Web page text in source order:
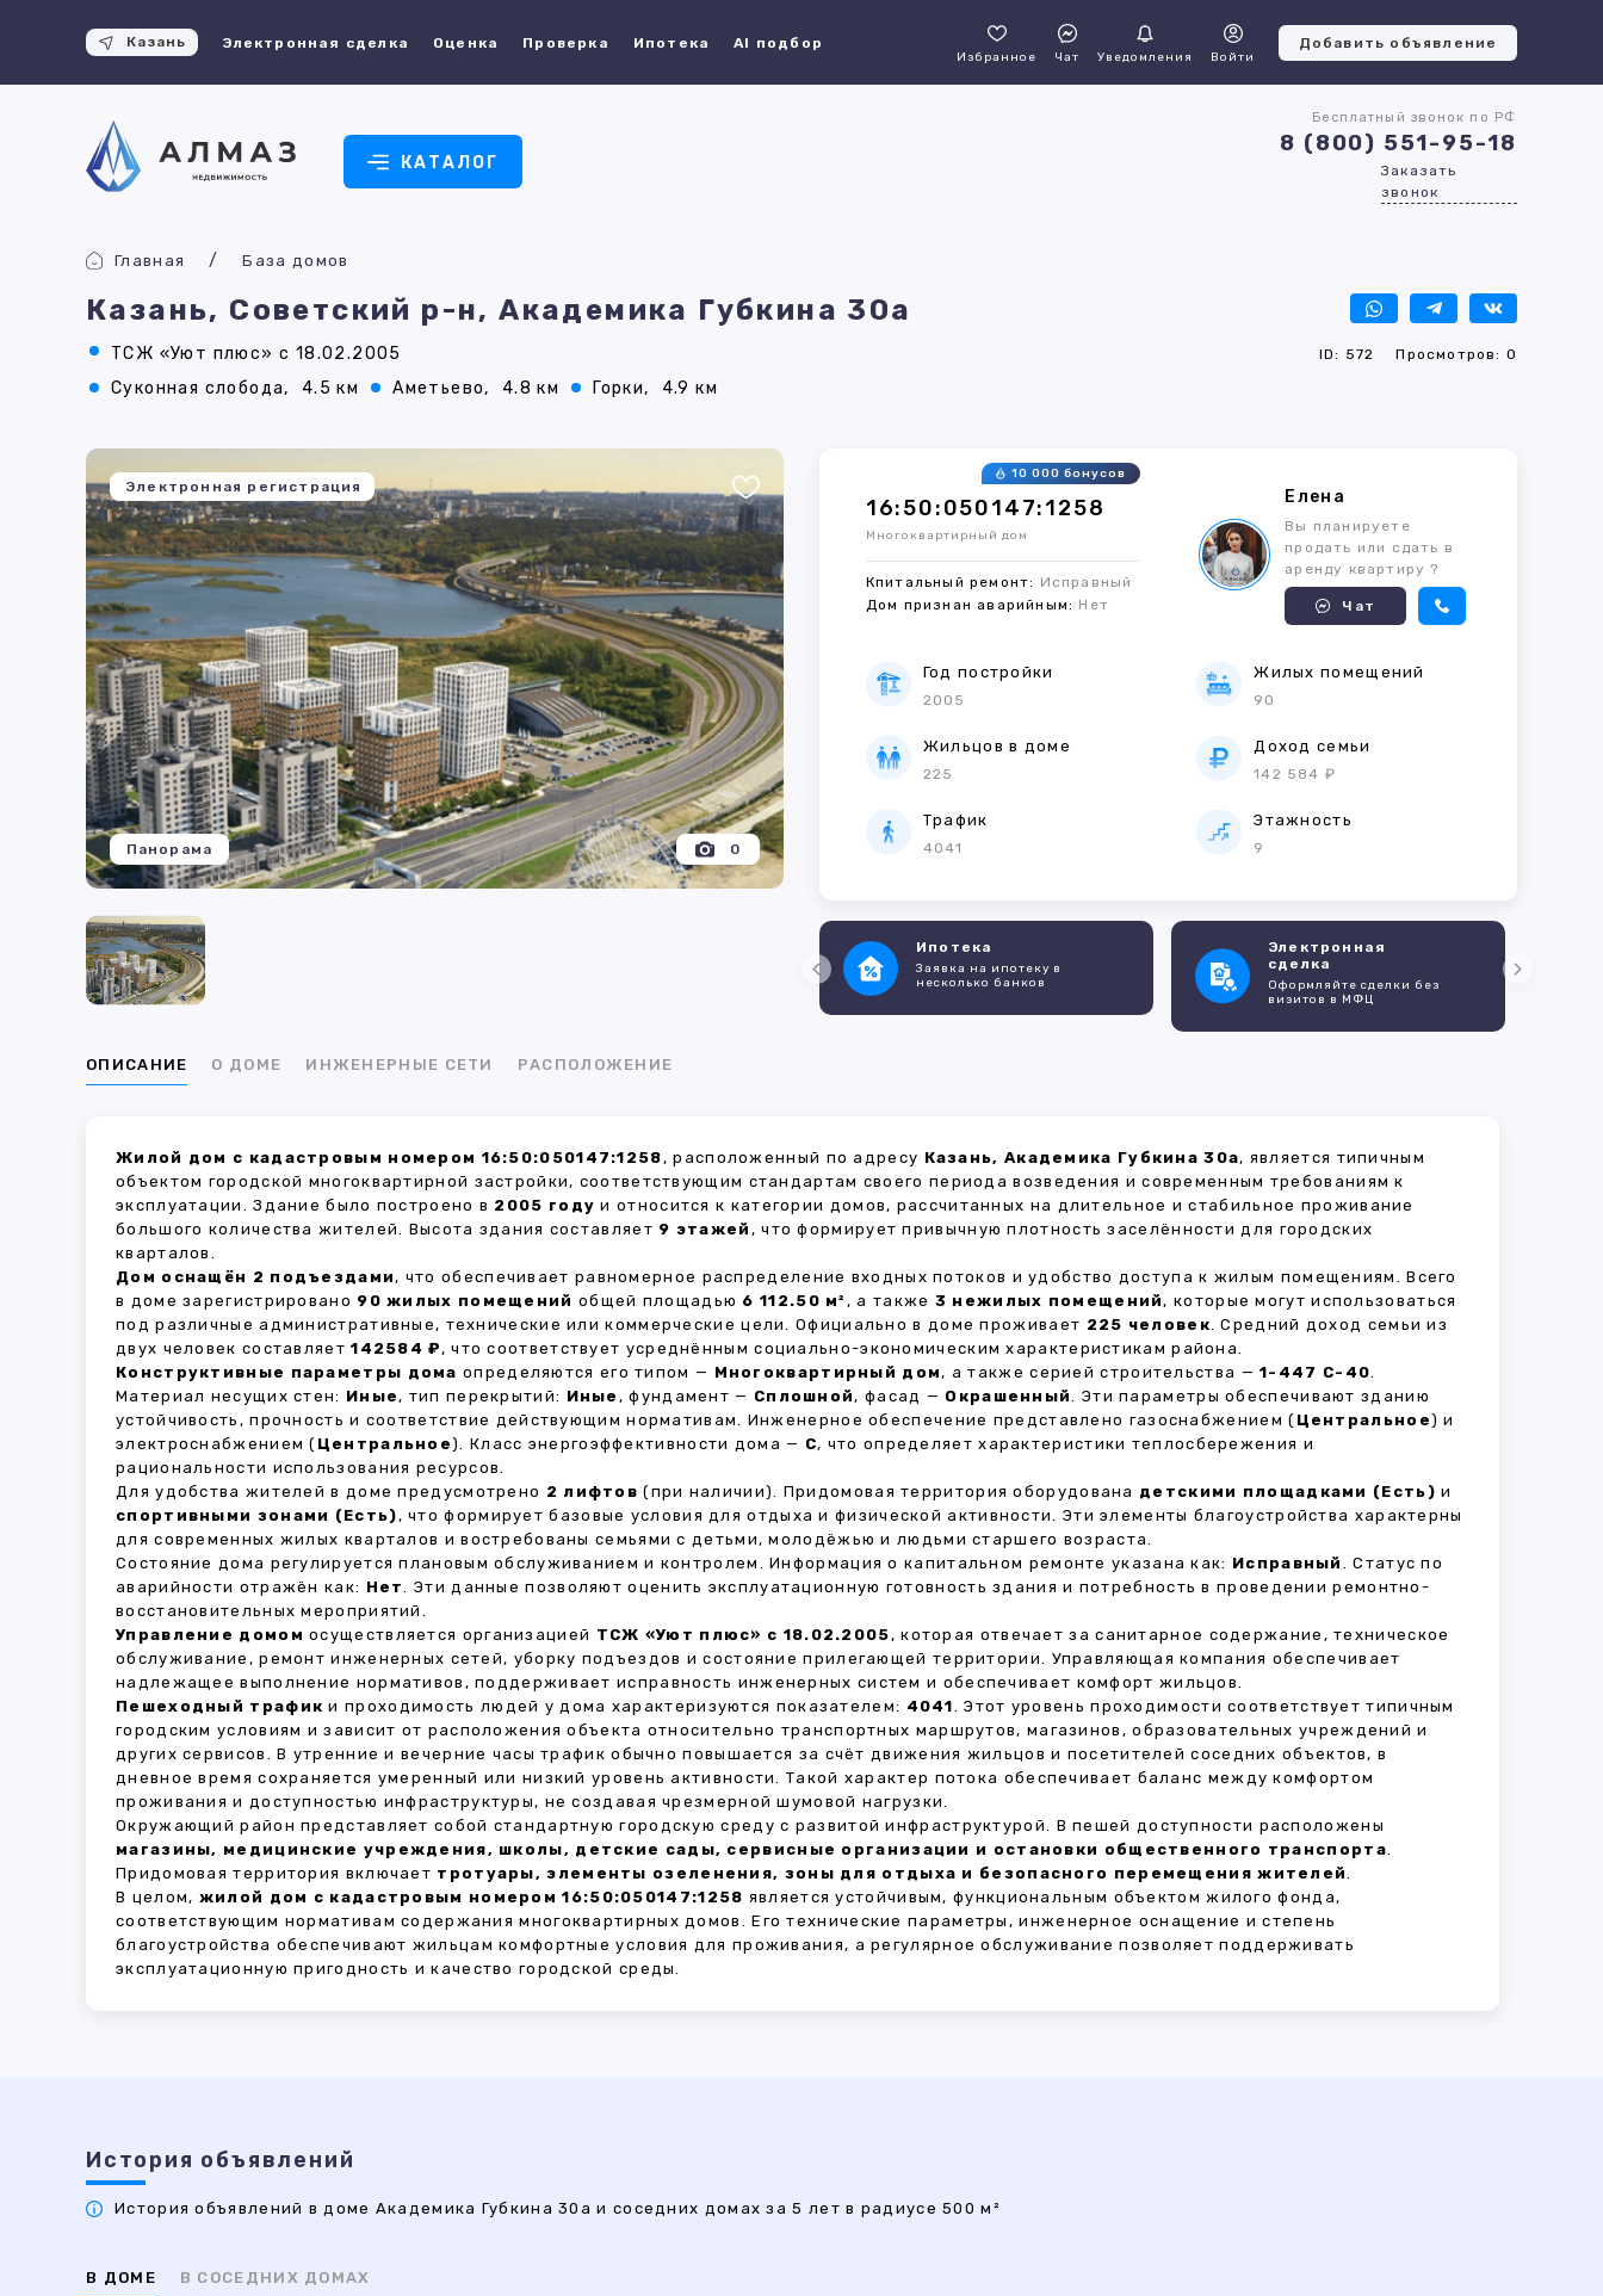
Казань Электронная сделка Оценка Проверка Ипотека AI подбор
Избранное Чат Уведомления Войти
Добавить объявление
КАТАЛОГ
Бесплатный звонок по РФ
8 (800) 551-95-18
Заказать
звонок
Главная База домов
Казань, Советский р-н, Академика Губкина 30а
ТСЖ «Уют плюс» с 18.02.2005 ID: 572 Просмотров: 0
Суконная слобода, 4.5 км Аметьево, 4.8 км Горки, 4.9 км
Электронная регистрация
0
Панорама
16:50:050147:1258
10 000 бонусов
Многоквартирный дом
Кпитальный ремонт: Исправный
Дом признан аварийным: Нет
Елена
Вы планируете
продать или сдать в
аренду квартиру ?
Чат
Год постройки
2005
Жилых помещений
90
Жильцов в доме
225
Доход семьи
142 584 ₽
Трафик
4041
Этажность
9
Ипотека
Заявка на ипотеку в
несколько банков
Электронная
сделка
Оформляйте сделки без
визитов в МФЦ
ОПИСАНИЕ О ДОМЕ ИНЖЕНЕРНЫЕ СЕТИ РАСПОЛОЖЕНИЕ
Жилой дом с кадастровым номером 16:50:050147:1258, расположенный по адресу Казань, Академика Губкина 30а, является типичным
объектом городской многоквартирной застройки, соответствующим стандартам своего периода возведения и современным требованиям к
эксплуатации. Здание было построено в 2005 году и относится к категории домов, рассчитанных на длительное и стабильное проживание
большого количества жителей. Высота здания составляет 9 этажей , что формирует привычную плотность заселённости для городских
кварталов.
Дом оснащён 2 подъездами, что обеспечивает равномерное распределение входных потоков и удобство доступа к жилым помещениям. Всего
в доме зарегистрировано 90 жилых помещений общей площадью 6 112.50 м² , а также 3 нежилых помещений, которые могут использоваться
под различные административные, технические или коммерческие цели. Официально в доме проживает 225 человек. Средний доход семьи из
двух человек составляет142584 ₽, что соответствует усреднённым социально-экономическим характеристикам района.
Конструктивные параметры дома определяются его типом — Многоквартирный дом, а также серией строительства —1-447 С-40.
Материал несущих стен: Иные, тип перекрытий: Иные , фундамент — Сплошной, фасад — Окрашенный. Эти параметры обеспечивают зданию
устойчивость, прочность и соответствие действующим нормативам. Инженерное обеспечение представлено газоснабжением ( Центральное) и
электроснабжением ( Центральное). Класс энергоэффективности дома — C, что определяет характеристики теплосбережения и
рациональности использования ресурсов.
Для удобства жителей в доме предусмотрено 2 лифтов (при наличии). Придомовая территория оборудована детскими площадками (Есть) и
спортивными зонами (Есть), что формирует базовые условия для отдыха и физической активности. Эти элементы благоустройства характерны
для современных жилых кварталов и востребованы семьями с детьми, молодёжью и людьми старшего возраста.
Состояние дома регулируется плановым обслуживанием и контролем. Информация о капитальном ремонте указана как: Исправный . Статус по
аварийности отражён как: Нет. Эти данные позволяют оценить эксплуатационную готовность здания и потребность в проведении ремонтно-
восстановительных мероприятий.
Управление домом осуществляется организацией ТСЖ «Уют плюс» с 18.02.2005, которая отвечает за санитарное содержание, техническое
обслуживание, ремонт инженерных сетей, уборку подъездов и состояние прилегающей территории. Управляющая компания обеспечивает
надлежащее выполнение нормативов, поддерживает исправность инженерных систем и обеспечивает комфорт жильцов.
Пешеходный трафик и проходимость людей у дома характеризуются показателем: 4041. Этот уровень проходимости соответствует типичным
городским условиям и зависит от расположения объекта относительно транспортных маршрутов, магазинов, образовательных учреждений и
других сервисов. В утренние и вечерние часы трафик обычно повышается за счёт движения жильцов и посетителей соседних объектов, в
дневное время сохраняется умеренный или низкий уровень активности. Такой характер потока обеспечивает баланс между комфортом
проживания и доступностью инфраструктуры, не создавая чрезмерной шумовой нагрузки.
Окружающий район представляет собой стандартную городскую среду с развитой инфраструктурой. В пешей доступности расположены
магазины, медицинские учреждения, школы, детские сады, сервисные организации и остановки общественного транспорта.
Придомовая территория включает тротуары, элементы озеленения, зоны для отдыха и безопасного перемещения жителей.
В целом, жилой дом с кадастровым номером 16:50:050147:1258 является устойчивым, функциональным объектом жилого фонда,
соответствующим нормативам содержания многоквартирных домов. Его технические параметры, инженерное оснащение и степень
благоустройства обеспечивают жильцам комфортные условия для проживания, а регулярное обслуживание позволяет поддерживать
эксплуатационную пригодность и качество городской среды.
История объявлений
История объявлений в доме Академика Губкина 30а и соседних домах за 5 лет в радиусе 500 м²
В ДОМЕ В СОСЕДНИХ ДОМАХ